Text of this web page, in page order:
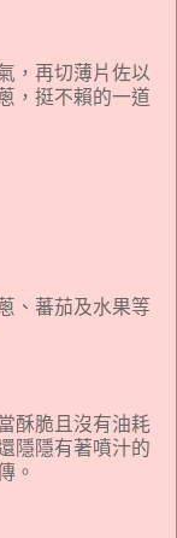
，再切薄片佐以
，挺不賴的一道
、蕃茄及水果等
酥脆且沒有油耗
隱隱有著噴汁的
。